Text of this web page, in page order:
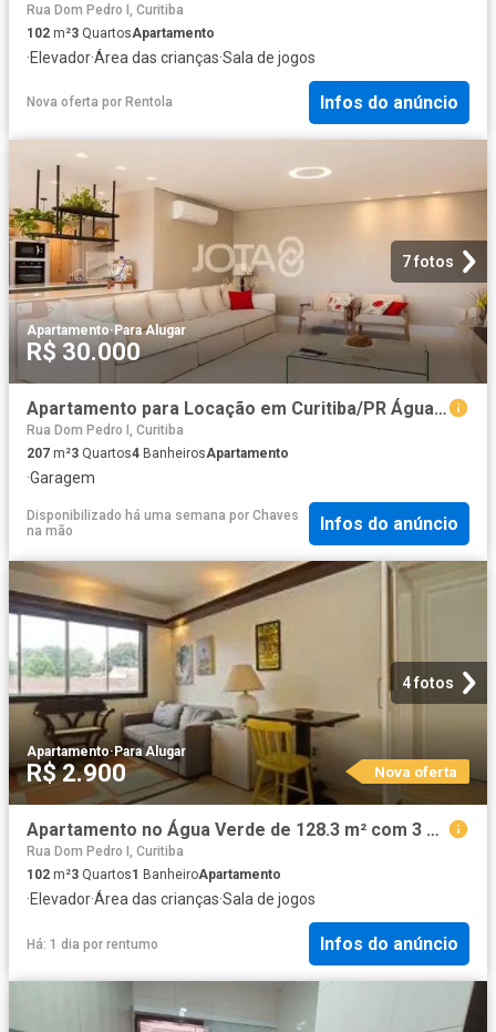
Rua Dom Pedro I, Curitiba
102 m²3 QuartosApartamento
·Elevador·Área das crianças·Sala de jogos
Nova oferta por Rentola Infos do anúncio
7 fotos
Apartamento·Para Alugar
R$ 30.000
Apartamento para Locação em Curitiba/PR Água Verde 3 Quartos
Rua Dom Pedro I, Curitiba
207 m²3 Quartos4 BanheirosApartamento
·Garagem
Disponibilizado há uma semana por Chaves
na mão
Infos do anúncio
4 fotos
Apartamento·Para Alugar
R$ 2.900 Nova oferta
Apartamento no Água Verde de 128.3 m² com 3 quartos
Rua Dom Pedro I, Curitiba
102 m²3 Quartos1 BanheiroApartamento
·Elevador·Área das crianças·Sala de jogos
Há: 1 dia por rentumo Infos do anúncio